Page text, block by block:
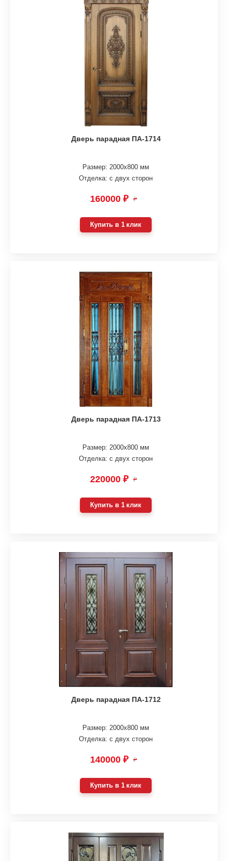
Дверь парадная ПА-1714
Размер: 2000х800 мм
Отделка: с двух сторон
160000 ₽ ₽
Купить в 1 клик
Дверь парадная ПА-1713
Размер: 2000х800 мм
Отделка: с двух сторон
220000 ₽ ₽
Купить в 1 клик
Дверь парадная ПА-1712
Размер: 2000х800 мм
Отделка: с двух сторон
140000 ₽ ₽
Купить в 1 клик